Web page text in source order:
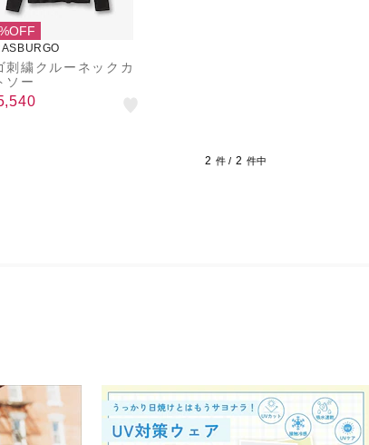
刺繍クルーネックカ
ソー
2 件 / 2 件中